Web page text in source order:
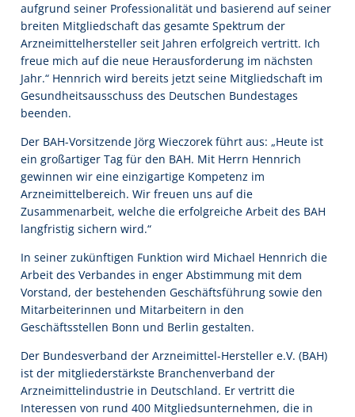
aufgrund seiner Professionalität und basierend auf seiner
breiten Mitgliedschaft das gesamte Spektrum der
Arzneimittelhersteller seit Jahren erfolgreich vertritt. Ich
freue mich auf die neue Herausforderung im nächsten
Jahr.“ Hennrich wird bereits jetzt seine Mitgliedschaft im
Gesundheitsausschuss des Deutschen Bundestages
beenden.
Der BAH-Vorsitzende Jörg Wieczorek führt aus: „Heute ist
ein großartiger Tag für den BAH. Mit Herrn Hennrich
gewinnen wir eine einzigartige Kompetenz im
Arzneimittelbereich. Wir freuen uns auf die
Zusammenarbeit, welche die erfolgreiche Arbeit des BAH
langfristig sichern wird.“
In seiner zukünftigen Funktion wird Michael Hennrich die
Arbeit des Verbandes in enger Abstimmung mit dem
Vorstand, der bestehenden Geschäftsführung sowie den
Mitarbeiterinnen und Mitarbeitern in den
Geschäftsstellen Bonn und Berlin gestalten.
Der Bundesverband der Arzneimittel-Hersteller e.V. (BAH)
ist der mitgliederstärkste Branchenverband der
Arzneimittelindustrie in Deutschland. Er vertritt die
Interessen von rund 400 Mitgliedsunternehmen, die in